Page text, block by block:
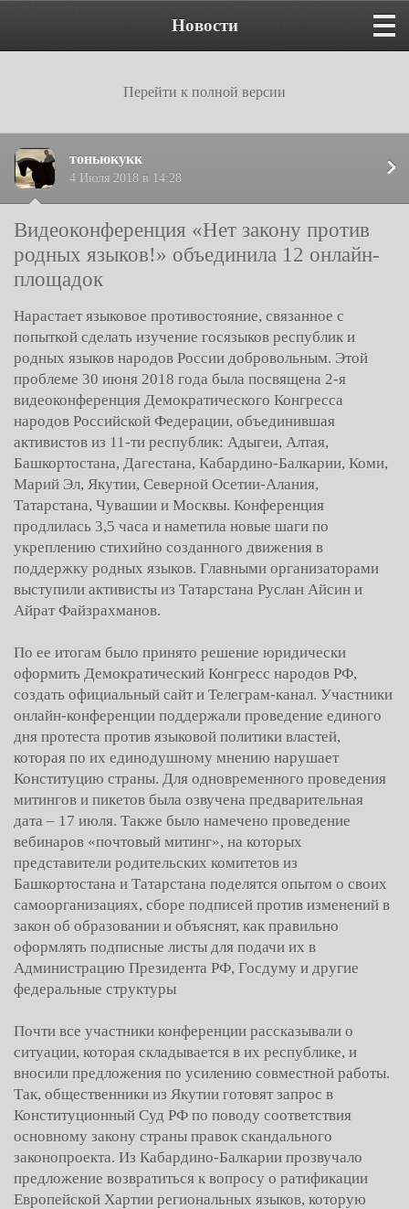
Новости
Перейти к полной версии
тоньюкукк
4 Июля 2018 в 14:28
Видеоконференция «Нет закону против
родных языков!» объединила 12 онлайн-
площадок
Нарастает языковое противостояние, связанное с
попыткой сделать изучение госязыков республик и
родных языков народов России добровольным. Этой
проблеме 30 июня 2018 года была посвящена 2-я
видеоконференция Демократического Конгресса
народов Российской Федерации, объединившая
активистов из 11-ти республик: Адыгеи, Алтая,
Башкортостана, Дагестана, Кабардино-Балкарии, Коми,
Марий Эл, Якутии, Северной Осетии-Алания,
Татарстана, Чувашии и Москвы. Конференция
продлилась 3,5 часа и наметила новые шаги по
укреплению стихийно созданного движения в
поддержку родных языков. Главными организаторами
выступили активисты из Татарстана Руслан Айсин и
Айрат Файзрахманов.
По ее итогам было принято решение юридически
оформить Демократический Конгресс народов РФ,
создать официальный сайт и Телеграм-канал. Участники
онлайн-конференции поддержали проведение единого
дня протеста против языковой политики властей,
которая по их единодушному мнению нарушает
Конституцию страны. Для одновременного проведения
митингов и пикетов была озвучена предварительная
дата – 17 июля. Также было намечено проведение
вебинаров «почтовый митинг», на которых
представители родительских комитетов из
Башкортостана и Татарстана поделятся опытом о своих
самоорганизациях, сборе подписей против изменений в
закон об образовании и объяснят, как правильно
оформлять подписные листы для подачи их в
Администрацию Президента РФ, Госдуму и другие
федеральные структуры
Почти все участники конференции рассказывали о
ситуации, которая складывается в их республике, и
вносили предложения по усилению совместной работы.
Так, общественники из Якутии готовят запрос в
Конституционный Суд РФ по поводу соответствия
основному закону страны правок скандального
законопроекта. Из Кабардино-Балкарии прозвучало
предложение возвратиться к вопросу о ратификации
Европейской Хартии региональных языков, которую